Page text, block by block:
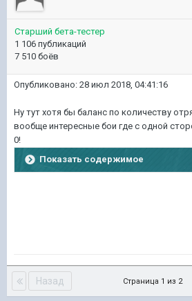
Старший бета-тестер
1 106 публикаций
7 510 боёв
Опубликовано: 28 июл 2018, 04:41:16
Ну тут хотя бы баланс по количеству
вообще интересные бои где с одной
0!
Показать содержимое
Назад Страница 1 из 2